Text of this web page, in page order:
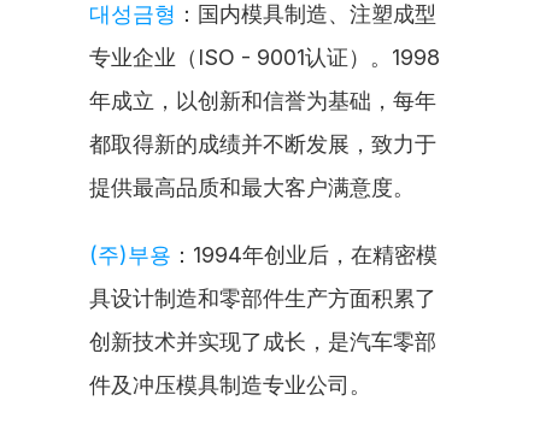
대성금형 ：国内模具制造、注塑成型
专业企业（ISO - 9001认证）。1998
年成立，以创新和信誉为基础，每年
都取得新的成绩并不断发展，致力于
提供最高品质和最大客户满意度。
(주)부용 ：1994年创业后，在精密模
具设计制造和零部件生产方面积累了
创新技术并实现了成长，是汽车零部
件及冲压模具制造专业公司。